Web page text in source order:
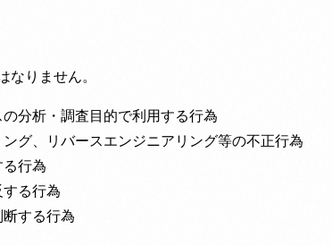
なりません。
分析・調査目的で利用する行為
グ、リバースエンジニアリング等の不正行為
行為
る行為
する行為